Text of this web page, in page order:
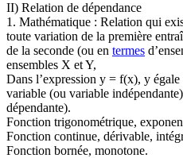
II) Relation de dépendance
1. Mathématique : Relation qui
toute variation de la première
de la seconde (ou en termes
ensembles X et Y,
Dans l’expression y = f(x), y
variable (ou variable
dépendante).
Fonction trigonométrique,
Fonction continue, dérivable,
Fonction bornée, monotone.